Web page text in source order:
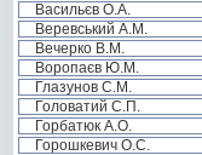
Васильєв О.А.
Веревський А.М.
Вечерко В.М.
Воропаєв Ю.М.
Глазунов С.М.
Головатий С.П.
Горбатюк А.О.
Горошкевич О.С.